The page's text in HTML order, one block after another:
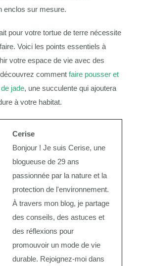
enclos sur mesure.
pour votre tortue de terre nécessite
Voici les points essentiels à
votre espace de vie avec des
découvrez comment faire pousser et
jade, une succulente qui ajoutera
à votre habitat.
Cerise
Bonjour ! Je suis Cerise, une
blogueuse de 29 ans
passionnée par la nature et la
protection de l'environnement.
À travers mon blog, je partage
des conseils, des astuces et
des réflexions pour
promouvoir un mode de vie
durable. Rejoignez-moi dans